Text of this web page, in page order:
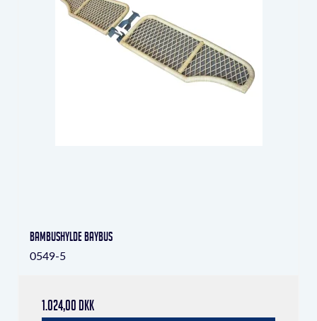
Bambushylde Baybus
0549-5
1.024,00 DKK